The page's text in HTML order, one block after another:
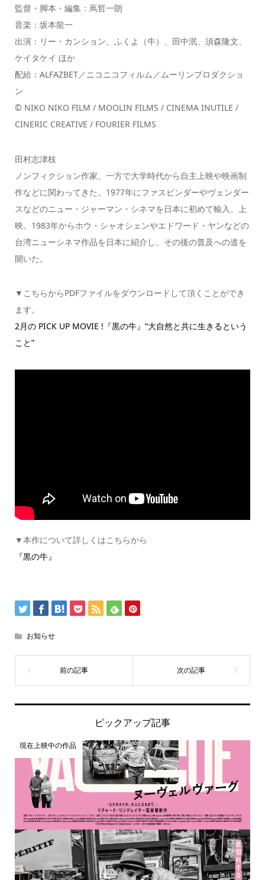
監督・脚本・編集：蔦哲一朗
音楽：坂本龍一
出演：リー・カンション、ふくよ（牛）、田中泯、須森隆文、
ケイタケイ ほか
配給：ALFAZBET／ニコニコフィルム／ムーリンプロダクショ
ン
© NIKO NIKO FILM / MOOLIN FILMS / CINEMA INUTILE /
CINERIC CREATIVE / FOURIER FILMS
田村志津枝
ノンフィクション作家。一方で大学時代から自主上映や映画制
作などに関わってきた。1977年にファスビンダーやヴェンダー
スなどのニュー・ジャーマン・シネマを日本に初めて輸入、上
映。1983年からホウ・シャオシェンやエドワード・ヤンなどの
台湾ニューシネマ作品を日本に紹介し、その後の普及への道を
開いた。
▼こちらからPDFファイルをダウンロードして頂くことができ
ます。
2月の PICK UP MOVIE !『黒の牛』“大自然と共に生きるという
こと”
▼本作について詳しくはこちらから
『黒の牛』
お知らせ
ピックアップ記事
現在上映中の作品